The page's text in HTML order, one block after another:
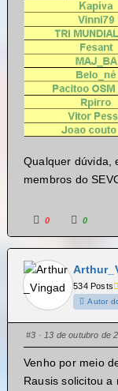
Qualquer dúvida,
membros do
0 0
534 Posts
Autor
#3 · 13 de outubro de
Venho por meio
Rausis solicitou a